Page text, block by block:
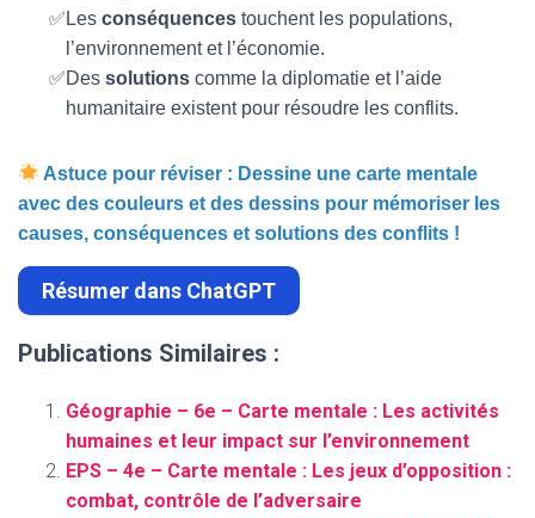
Les conséquences touchent les populations,
l’environnement et l’économie.
Des solutions comme la diplomatie et l’aide
humanitaire existent pour résoudre les conflits.
Astuce pour réviser : Dessine une carte mentale
avec des couleurs et des dessins pour mémoriser les
causes, conséquences et solutions des conflits !
Résumer dans ChatGPT
Publications Similaires :
Géographie – 6e – Carte mentale : Les activités
humaines et leur impact sur l’environnement
EPS – 4e – Carte mentale : Les jeux d’opposition :
combat, contrôle de l’adversaire